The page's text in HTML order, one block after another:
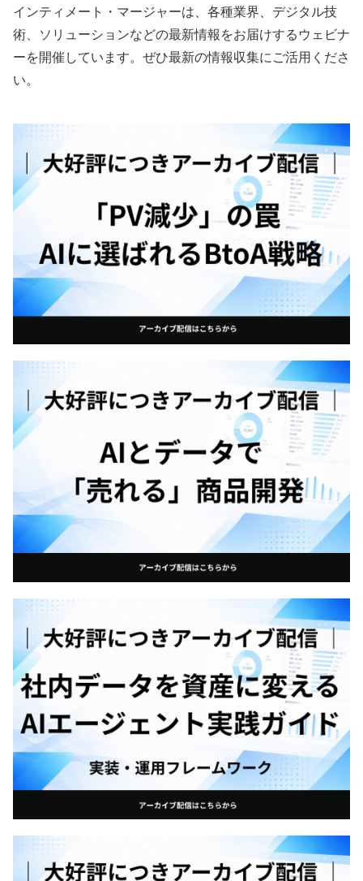
インティメート・マージャーは、各種業界、デジタル技
術、ソリューションなどの最新情報をお届けするウェビナ
ーを開催しています。ぜひ最新の情報収集にご活用くださ
い。